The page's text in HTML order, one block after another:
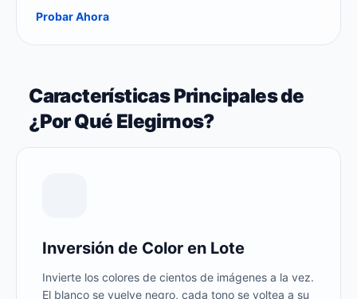
Probar Ahora
Características Principales de
¿Por Qué Elegirnos?
Inversión de Color en Lote
Invierte los colores de cientos de imágenes a la vez.
El blanco se vuelve negro, cada tono se voltea a su